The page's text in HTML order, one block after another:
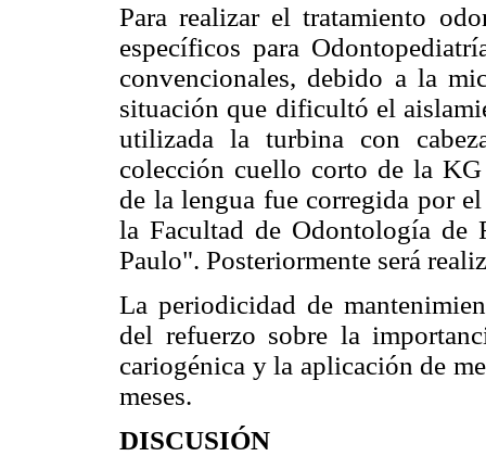
Para realizar el tratamiento
específicos para
convencionales, debido a la
situación que dificultó el
utilizada la turbina con
colección cuello corto de la
de la lengua fue corregida por
la Facultad de Odontología de
Paulo". Posteriormente será
La periodicidad de
del refuerzo sobre la
cariogénica y la aplicación de
meses.
DISCUSIÓN